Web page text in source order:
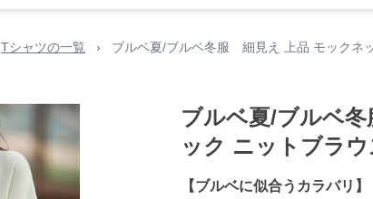
Tシャツの一覧 › ブルベ夏/ブルベ冬服 細見え 上品 モックネ
ブルベ夏/ブルベ
ック ニットブラウ
【ブルベに似合うカラバリ】